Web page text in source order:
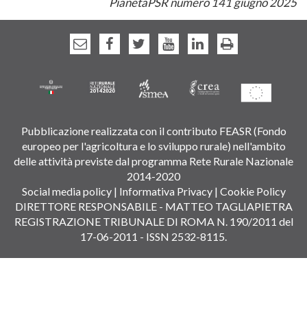
Pubblicazione realizzata con il contributo FEASR (Fondo
europeo per l'agricoltura e lo sviluppo rurale) nell'ambito
delle attività previste dal programma Rete Rurale Nazionale
2014-2020
Social media policy| Informativa Privacy| Cookie Policy
DIRETTORE RESPONSABILE - MATTEO TAGLIAPIETRA
REGISTRAZIONE TRIBUNALE DI ROMA N. 190/2011 del
17-06-2011 - ISSN 2532-8115.